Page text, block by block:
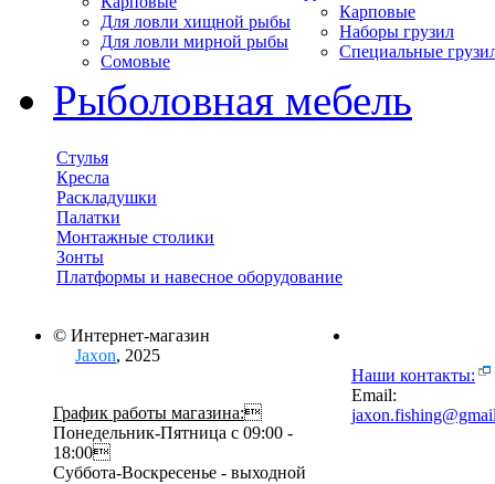
Для ловли хищной рыбы
Для ловли мирной рыбы
Сомовые
Карповые
Наборы грузил
Специальные
Рыболовная мебель
Стулья
Кресла
Раскладушки
Палатки
Монтажные столики
Зонты
Платформы и навесное оборудование
© Интернет-магазин
Jaxon, 2025
График работы магазина:
Понедельник-Пятница с 09:00 -
18:00
Суббота-Воскресенье - выходной
Наши контакты:
Email: